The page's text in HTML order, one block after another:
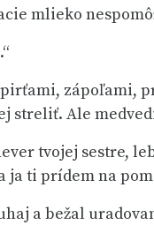
mlieko
zápoľami,
streliť. Ale
tvojej sestre,
ja ti prídem na
a bežal